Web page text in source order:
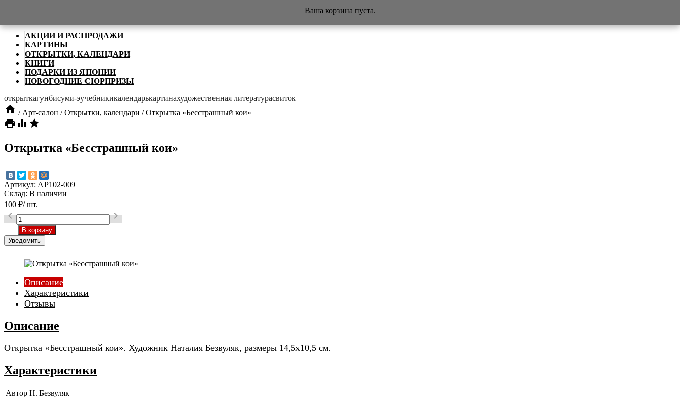
АКЦИИ И РАСПРОДАЖИ
КАРТИНЫ
ОТКРЫТКИ, КАЛЕНДАРИ
КНИГИ
ПОДАРКИ ИЗ ЯПОНИИ
НОВОГОДНИЕ СЮРПРИЗЫ
открыткагунбисуми-эучебникикалендарькартинахудожественная литературасвиток
 / Арт-салон / Открытки, календари /Открытка «Бесстрашный кои»
  
Открытка «Бесстрашный кои»
Артикул: AP102-009
Склад: В наличии
100 ₽/ шт.
 
Уведомить
Описание
Характеристики
Отзывы
Описание
Открытка «Бесстрашный кои». Художник Наталия Безвуляк, размеры 14,5x10,5 см.
Характеристики
Автор Н. Безвуляк
Ваша корзина пуста.